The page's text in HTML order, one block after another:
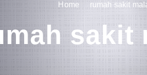
Home rumah sakit
sakit